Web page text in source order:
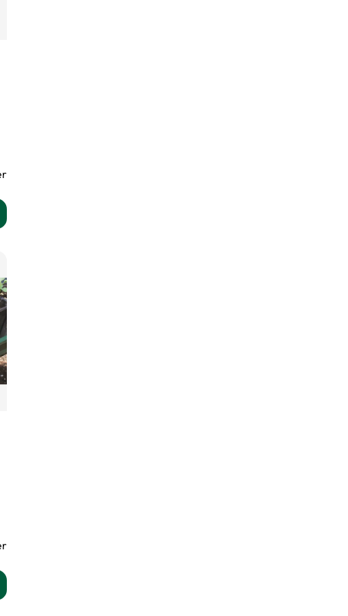
(Odla) 7W produktsida
produktsida